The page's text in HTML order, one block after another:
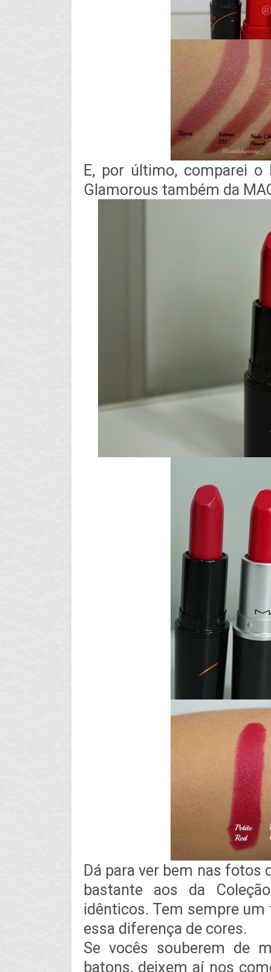
E, por último, comparei
Glamorous também da
Dá para ver bem nas fotos
bastante aos da
idênticos. Tem sempre
essa diferença de cores.
Se vocês souberem de
batons, deixem aí nos